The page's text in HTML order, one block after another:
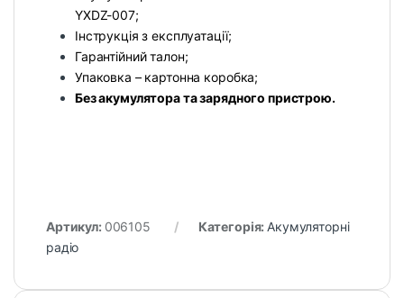
YXDZ-007;
Інструкція з експлуатації;
Гарантійний талон;
Упаковка – картонна коробка;
Без акумулятора та зарядного пристрою.
Артикул: 006105 Категорія: Акумуляторні
радіо